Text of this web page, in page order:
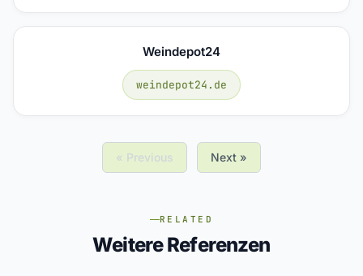
Weindepot24
weindepot24.de
« Previous Next »
RELATED
Weitere Referenzen